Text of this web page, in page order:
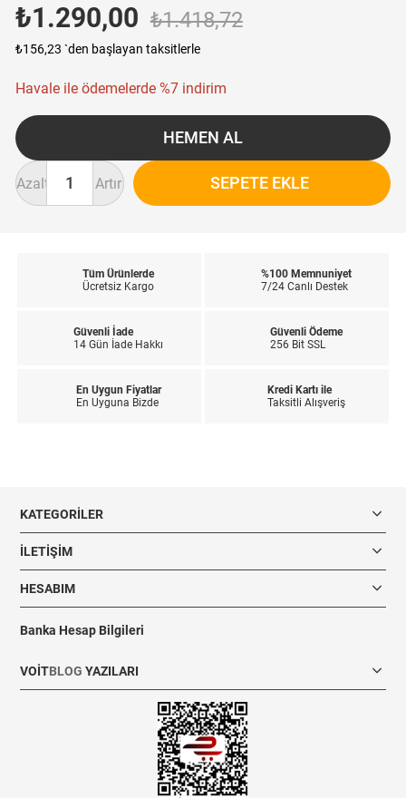
₺1.418,72
₺1.290,00
₺156,23 `den başlayan taksitlerle
Havale ile ödemelerde %7 indirim
Artır
Azalt
Tüm Ürünlerde
Ücretsiz Kargo
%100 Memnuniyet
7/24 Canlı Destek
Güvenli İade
14 Gün İade Hakkı
Güvenli Ödeme
256 Bit SSL
En Uygun Fiyatlar
En Uyguna Bizde
Kredi Kartı ile
Taksitli Alışveriş
KATEGORILER
İLETIŞIM
HESABIM
Banka Hesap Bilgileri
VOITBLOG YAZILARI